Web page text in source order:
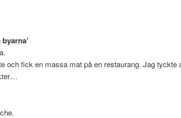
och fick en massa mat på en restaurang. Jag tyckte